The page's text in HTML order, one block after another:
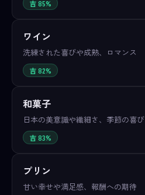
吉 85%
ワイン
洗練された喜びや成熟、ロマンス
吉 82%
和菓子
日本の美意識や繊細さ、季節の喜び
吉 83%
プリン
甘い幸せや満足感、報酬への期待